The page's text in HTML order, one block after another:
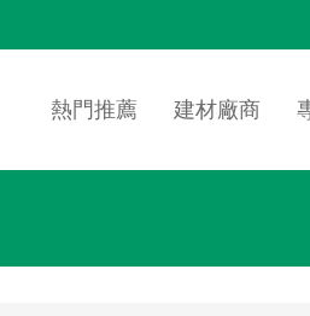
navigation
熱門推薦 建材廠商